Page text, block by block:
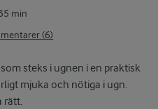
min
(6)
steks i ugnen i en praktisk
mjuka och nötiga i ugn.
rätt.